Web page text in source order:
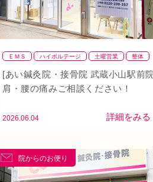
ＥＭＳ ハイボルテージ 土曜営業
整体
整骨
肩 背骨矯正 腰 血流改善
頭痛
首 駅近 骨盤矯正
[あい鍼灸院・接骨院 武蔵小山駅前
肩・腰の痛みご相談ください！
2026.06.04
院からのお便り